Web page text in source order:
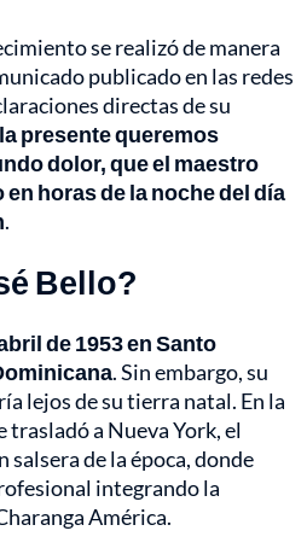
se realizó de manera
publicado en las redes
directas de su
presente queremos
dolor, que el maestro
horas de la noche del día
.
Bello?
de 1953 en Santo
. Sin embargo, su
lejos de su tierra natal. En la
trasladó a Nueva York, el
de la época, donde
integrando la
América.